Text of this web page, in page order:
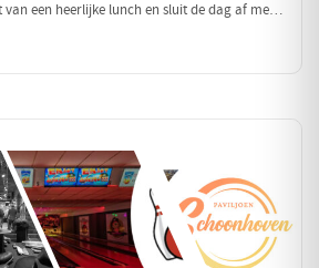
een heerlijke lunch en sluit de dag af met